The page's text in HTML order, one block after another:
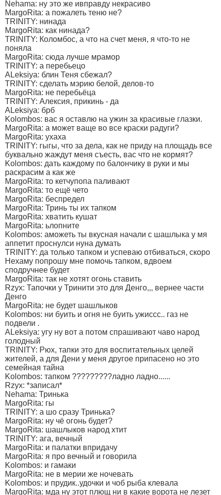
Nehama: ну это же ивправду некрасиво
MargoRita: а пожалеть теню не?
TRINITY: нинада
MargoRita: как нинада?
TRINITY: Коломбос, а что на счет меня, я что-то не
поняла
MargoRita: сюда лучше мрамор
TRINITY: а перебьецо
ALeksiya: блин Теня сбежал?
TRINITY: сделать мэрию белой, делов-то
MargoRita: не перебьёца
TRINITY: Алексия, прикинь - да
ALeksiya: брб
Kolombos: вас я оставлю на ужин за красивые глазки.
MargoRita: а может ваще во все краски радуги?
MargoRita: ухаха
TRINITY: гыгы, что за дела, как не приду на площадь все
буквально жаждут меня съесть, вас что не кормят?
Kolombos: дать каждому по балончику в руки и мы
раскрасим а как же
MargoRita: то кетчупопа паливают
MargoRita: то ещё чето
MargoRita: беспредел
MargoRita: Тринь ты их тапком
MargoRita: хватить кушат
MargoRita: ьлопните
Kolombos: аможеть ты вкусная начали с шашлыка у мя
аппетит проснулси нуна думать
TRINITY: да только тапком и успеваю отбиваться, скоро
Нехаму попрошу мне помочь тапком, вдвоем
сподручнее будет
MargoRita: так не хотят огонь ставить
Rzyx: Тапочки у Тринити это для Денго,,, вернее части
Денго
MargoRita: не будет шашлыков
Kolombos: ни буить и огня не буить ужиссс.. газ не
подвели .
ALeksiya: угу ну вот а потом спрашивают чаво народ
голодный
TRINITY: Рюх, тапки это для воспитательных целей
жителей, а для Дени у меня другое припасено но это
семейная тайна
Kolombos: тапком ?????????ладно ладно......
Rzyx: *записал*
Nehama: Тринька
MargoRita: гы
TRINITY: а шо сразу Тринька?
MargoRita: ну чё огонь будет?
MargoRita: шашлыков народ хтит
TRINITY: ага, вечный
MargoRita: и палатки впридачу
MargoRita: я про вечный и говорила
Kolombos: и гамаки
MargoRita: не в мерии же ночевать
Kolombos: и прудик..удочки и чоб рыба клевала
MargoRita: мда ну этот плющ ни в какие ворота не лезет